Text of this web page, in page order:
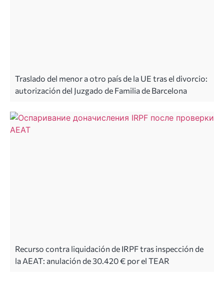
Traslado del menor a otro país de la UE tras el divorcio:
autorización del Juzgado de Familia de Barcelona
Recurso contra liquidación de IRPF tras inspección de
la AEAT: anulación de 30.420 € por el TEAR